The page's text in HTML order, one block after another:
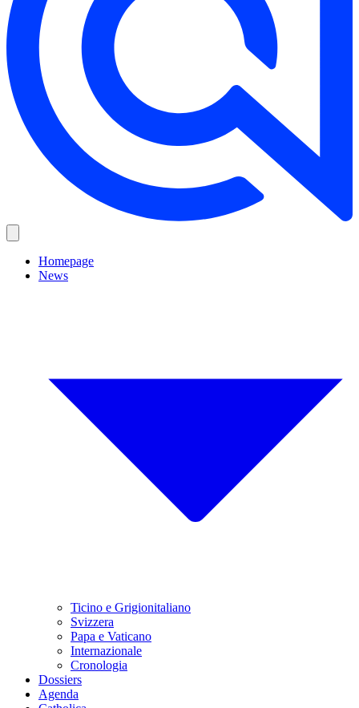
Homepage
News
Ticino e Grigionitaliano
Svizzera
Papa e Vaticano
Internazionale
Cronologia
Dossiers
Agenda